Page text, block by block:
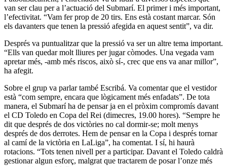
van ser clau per a l’actuació del Submarí. El primer i més important,
l’efectivitat. “Vam fer prop de 20 tirs. Ens està costant marcar. Són
els davanters que tenen la pressió afegida en aquest sentit”, va dir.
Després va puntualitzar que la pressió va ser un altre tema important.
“Ells van quedar molt lliures per jugar còmodes. Una vegada vam
apretar més, -amb més riscos, això sí-, crec que ens va anar millor”,
ha afegit.
Sobre el grup va parlar també Escribá. Va comentar que el vestidor
està “com sempre, encara que lògicament més enfadats”. De tota
manera, el Submarí ha de pensar ja en el pròxim compromís davant
el CD Toledo en Copa del Rei (dimecres, 19.00 hores). “Sempre he
dit que després de dos victòries no cal dormir-se; molt menys
després de dos derrotes. Hem de pensar en la Copa i després tornar
al camí de la victòria en LaLiga”, ha comentat. I sí, hi haurà
rotacions. “Tots tenen nivell per a participar. Davant el Toledo caldrà
gestionar algun esforç, malgrat que tractarem de posar l’onze més